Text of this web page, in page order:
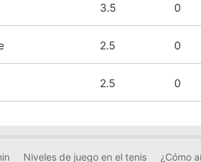
3.5 0
2.5 0
2.5 0
Niveles de juego en el tenis ¿Cómo